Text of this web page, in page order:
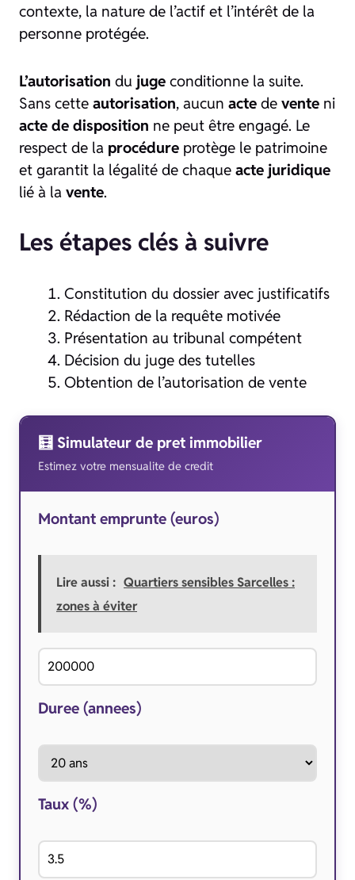
contexte, la nature de l’actif et l’intérêt de la
personne protégée.
L’autorisation du juge conditionne la suite.
Sans cette autorisation, aucun acte de vente ni
acte de disposition ne peut être engagé. Le
respect de la procédure protège le patrimoine
et garantit la légalité de chaque acte juridique
lié à la vente.
Les étapes clés à suivre
Constitution du dossier avec justificatifs
Rédaction de la requête motivée
Présentation au tribunal compétent
Décision du juge des tutelles
Obtention de l’autorisation de vente
🧮 Simulateur de pret immobilier
Estimez votre mensualite de credit
Montant emprunte (euros)
Lire aussi : Quartiers sensibles Sarcelles :
zones à éviter
Duree (annees)
Taux (%)